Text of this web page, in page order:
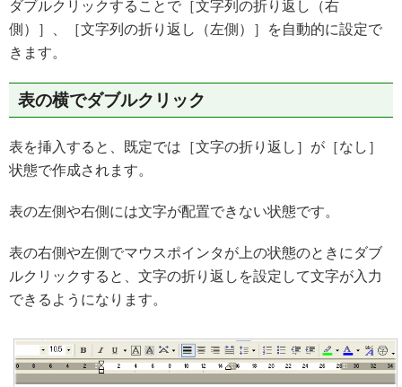
ダブルクリックすることで［文字列の折り返し（右
側）］、［文字列の折り返し（左側）］を自動的に設定で
きます。
表の横でダブルクリック
表を挿入すると、既定では［文字の折り返し］が［なし］
状態で作成されます。
表の左側や右側には文字が配置できない状態です。
表の右側や左側でマウスポインタが上の状態のときにダブ
ルクリックすると、文字の折り返しを設定して文字が入力
できるようになります。